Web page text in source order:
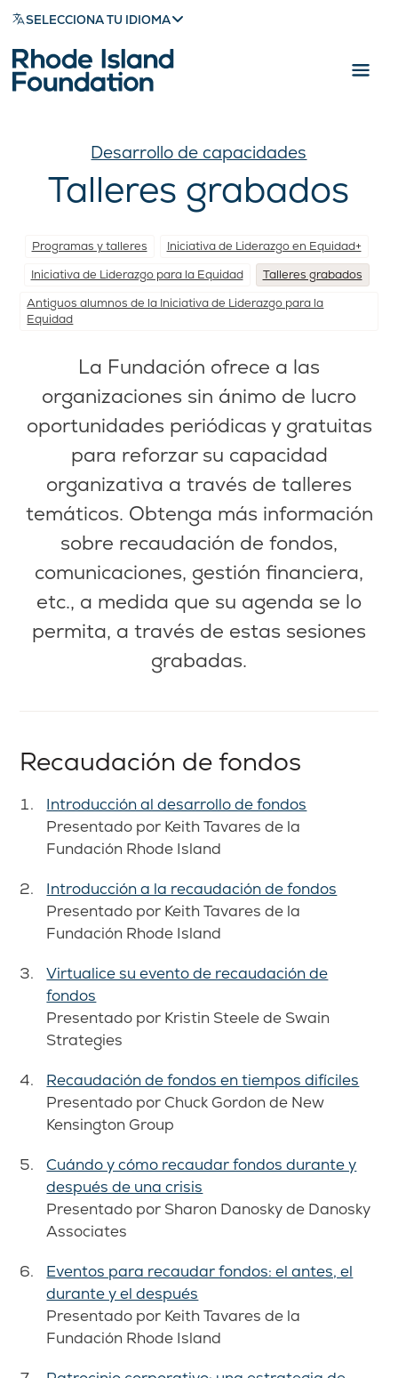
SELECCIONA TU IDIOMA
Desarrollo de capacidades
Talleres grabados
Programas y talleres
Iniciativa de Liderazgo en Equidad+
Iniciativa de Liderazgo para la Equidad
Talleres grabados
Antiguos alumnos de la Iniciativa de Liderazgo para la
Equidad
La Fundación ofrece a las
organizaciones sin ánimo de lucro
oportunidades periódicas y gratuitas
para reforzar su capacidad
organizativa a través de talleres
temáticos. Obtenga más información
sobre recaudación de fondos,
comunicaciones, gestión financiera,
etc., a medida que su agenda se lo
permita, a través de estas sesiones
grabadas.
Recaudación de fondos
Introducción al desarrollo de fondos
Presentado por Keith Tavares de la
Fundación Rhode Island
Introducción a la recaudación de fondos
Presentado por Keith Tavares de la
Fundación Rhode Island
Virtualice su evento de recaudación de
fondos
Presentado por Kristin Steele de Swain
Strategies
Recaudación de fondos en tiempos difíciles
Presentado por Chuck Gordon de New
Kensington Group
Cuándo y cómo recaudar fondos durante y
después de una crisis
Presentado por Sharon Danosky de Danosky
Associates
Eventos para recaudar fondos: el antes, el
durante y el después
Presentado por Keith Tavares de la
Fundación Rhode Island